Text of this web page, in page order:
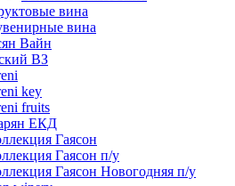
вина
вина
Вайн
ВЗ
key
fruits
ЕКД
Гаясон
Гаясон п/у
Гаясон Новогодняя п/у